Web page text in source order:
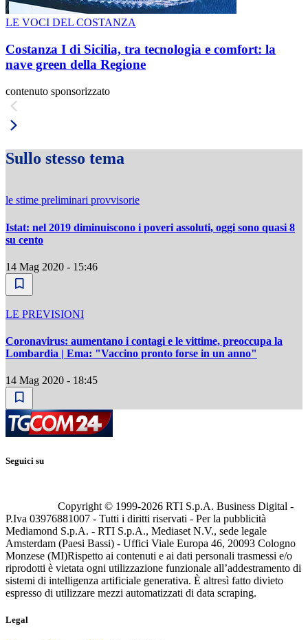
LE VOCI DEL COSTANZA
Costanza I di Sicilia, tra tecnologia e comfort: la
nave green della Regione
contenuto sponsorizzato
Sullo stesso tema
le stime preliminari provvisorie
Istat: nel 2019 diminuiscono i poveri assoluti, oggi sono quasi 8
su cento
14 Mag 2020 - 15:46
LE PREVISIONI
Coronavirus: aumentano i contagi e le vittime, preoccupa la
Lombardia | Ema: "Vaccino pronto forse in un anno"
14 Mag 2020 - 18:45
Seguici su
Copyright © 1999-2026 RTI S.p.A. Business Digital -
P.Iva 03976881007 - Tutti i diritti riservati - Per la pubblicità
Mediamond S.p.A. - RTI S.p.A., Mediaset N.V., sede legale
Amsterdam (Paesi Bassi) - Uffici Viale Europa 46, 20093 Cologno
Monzese (MI)Rispetto ai contenuti e ai dati personali trasmessi e/o
riprodotti è vietata ogni utilizzazione funzionale all’addestramento di
sistemi di intelligenza artificiale generativa. È altresì fatto divieto
espresso di utilizzare mezzi automatizzati di data scraping.
Legal